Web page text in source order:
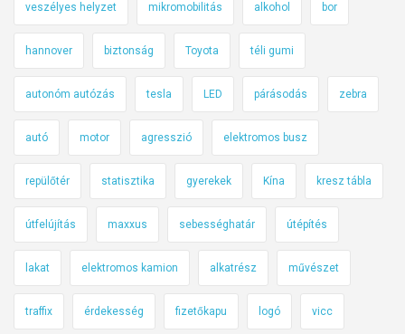
veszélyes helyzet mikromobilitás alkohol bor
hannover biztonság Toyota téli gumi
autonóm autózás tesla LED párásodás zebra
autó motor agresszió elektromos busz
repülőtér statisztika gyerekek Kína kresz tábla
útfelújítás maxxus sebességhatár útépítés
lakat elektromos kamion alkatrész művészet
traffix érdekesség fizetőkapu logó vicc